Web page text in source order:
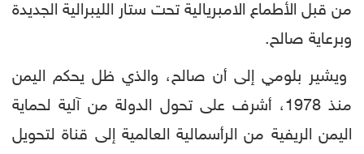
من قبل الأطماع الامبريالية تحت ستار الليبرالية الجديدة
وبرعاية صالح.
ويشير بلومي إلى أن صالح، والذي ظل يحكم اليمن
منذ 1978، أشرف على تحول الدولة من آلية لحماية
اليمن الريفية من الرأسمالية العالمية إلى قناة لتحويل